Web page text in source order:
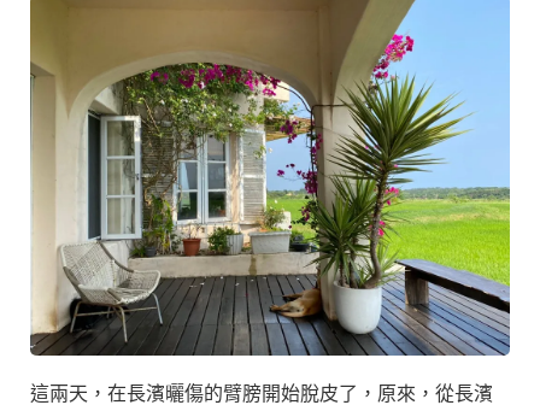
這兩天，在長濱曬傷的臂膀開始脫皮了，原來，從長濱